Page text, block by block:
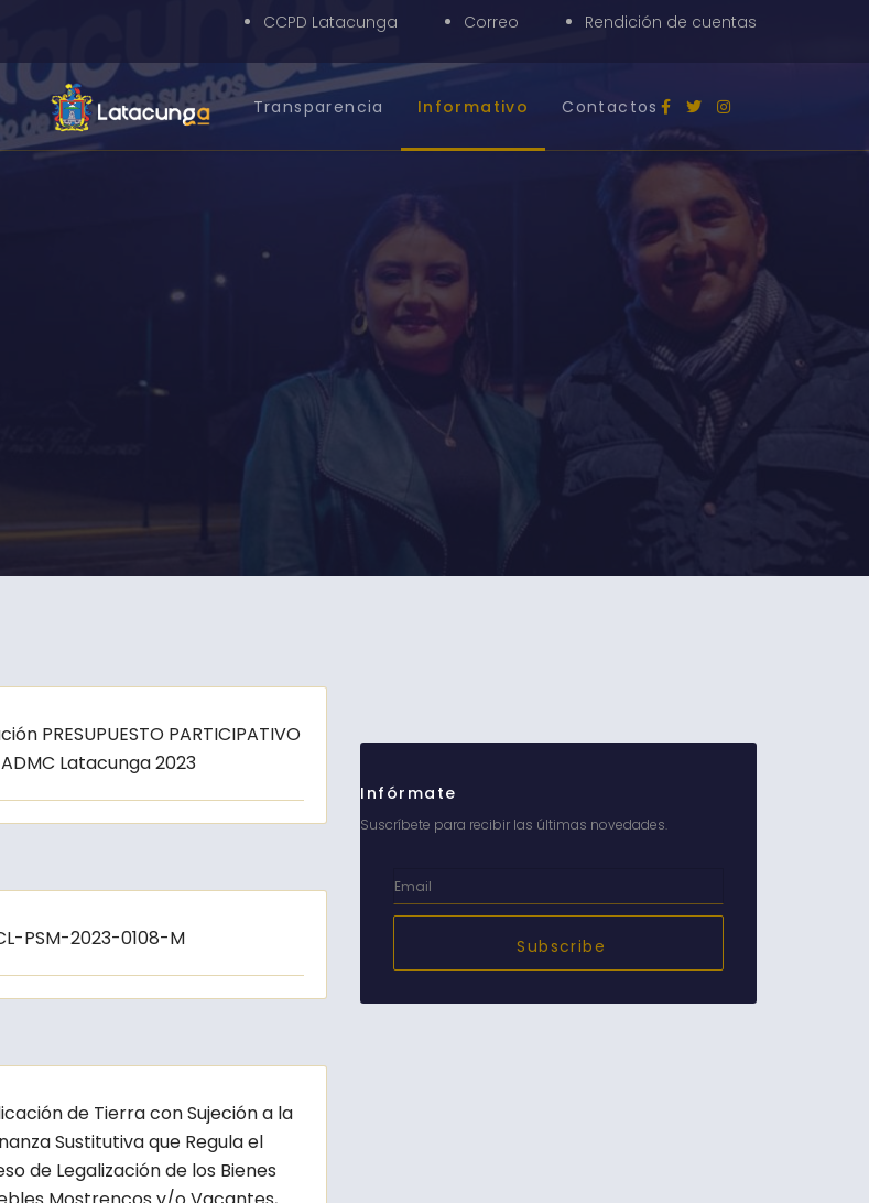
CCPD Latacunga Correo Rendición de cuentas
Transparencia Informativo Contactos
PRESUPUESTO PARTICIPATIVO
Latacunga 2023
PSM-2023-0108-M
de Tierra con Sujeción a la
Sustitutiva que Regula el
de Legalización de los Bienes
Infórmate
Suscríbete para recibir las últimas novedades.
Subscribe